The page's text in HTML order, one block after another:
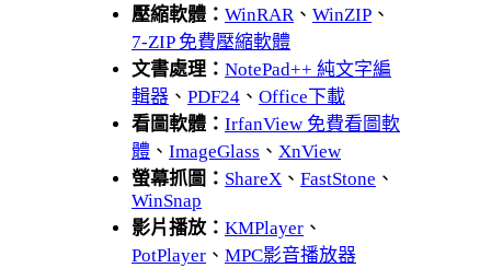
壓縮軟體： WinRAR、 WinZIP 、
7-ZIP 免費壓縮軟體
文書處理： NotePad++ 純文字編
輯器 、 PDF24 、 Office下載
看圖軟體： IrfanView 免費看圖軟
體 、 ImageGlass 、 XnView
螢幕抓圖： ShareX 、 FastStone 、
WinSnap
影片播放： KMPlayer 、
PotPlayer 、 MPC影音播放器